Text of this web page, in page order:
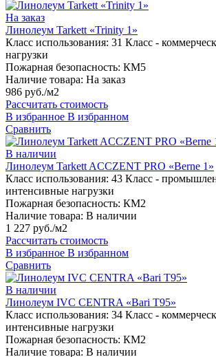
На заказ
Линолеум Tarkett «Trinity 1»
Класс использования: 31 Класс -
нагрузки
Пожарная безопасность: КМ5
Наличие товара: На заказ
986 руб./м2
Рассчитать стоимость
В избранное В избранном
Сравнить
В наличии
Линолеум Tarkett ACCZENT PRO «Berne 1»
Класс использования: 43 Класс -
интенсивные нагрузки
Пожарная безопасность: КМ2
Наличие товара: В наличии
1 227 руб./м2
Рассчитать стоимость
В избранное В избранном
Сравнить
В наличии
Линолеум IVC CENTRA «Bari T95»
Класс использования: 34 Класс -
интенсивные нагрузки
Пожарная безопасность: КМ2
Наличие товара: В наличии